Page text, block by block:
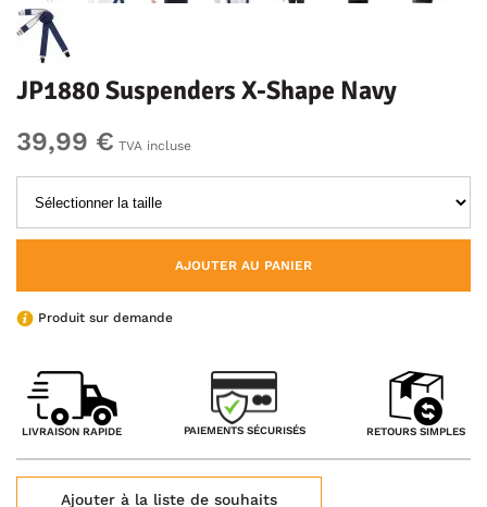
JP1880 Suspenders X-Shape Navy
39,99 € TVA incluse
AJOUTER AU PANIER
Produit sur demande
LIVRAISON RAPIDE PAIEMENTS SÉCURISÉS RETOURS SIMPLES
Ajouter à la liste de souhaits